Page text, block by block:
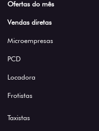
Ofertas do mês
Vendas diretas
Microempresas
PCD
Locadora
Frotistas
Taxistas